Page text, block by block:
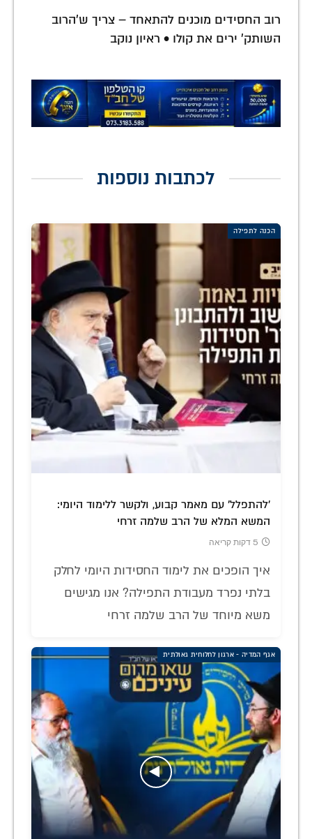
רוב החסידים מוכנים להתאחד – צריך ש'הרוב
השותק' ירים את קולו • ראיון נוקב
לכתבות נוספות
הכנה לתפילה
'להתפלל' עם מאמר קבוע, ולקשר ללימוד היומי:
המשא המלא של הרב שלמה זרחי
5 דקות קריאה
איך הופכים את לימוד החסידות היומי לחלק
בלתי נפרד מעבודת התפילה? אנו מגישים
משא מיוחד של הרב שלמה זרחי
אגף המדיה - ארגון לחלוחית גאולתית